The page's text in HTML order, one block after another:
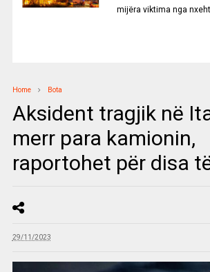
mijëra viktima nga
Home Bota
Aksident tragjik në
merr para kamionin,
raportohet për disa
29/11/2023